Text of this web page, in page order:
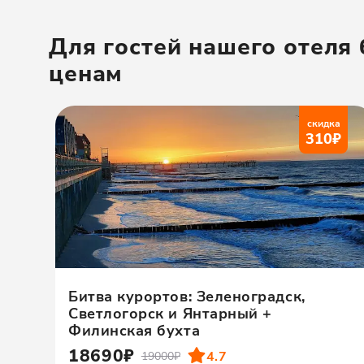
Для гостей нашего
ценам
скидка
310₽
Битва курортов: Зеленоградск,
Светлогорск и Янтарный +
Филинская бухта
18690₽ 19000₽ 4.7